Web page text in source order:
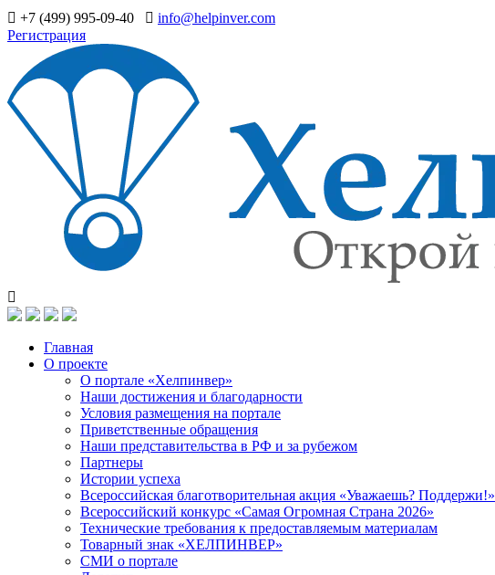
+7 (499) 995-09-40
info@helpinver.com
Регистрация
Главная
О проекте
О портале «Хелпинвер»
Наши достижения и благодарности
Условия размещения на портале
Приветственные обращения
Наши представительства в РФ и за рубежом
Партнеры
Истории успеха
Всероссийская благотворительная акция «Уважаешь? Поддержи!»
Всероссийский конкурс «Самая Огромная Страна 2026»
Технические требования к предоставляемым материалам
Товарный знак «ХЕЛПИНВЕР»
СМИ о портале